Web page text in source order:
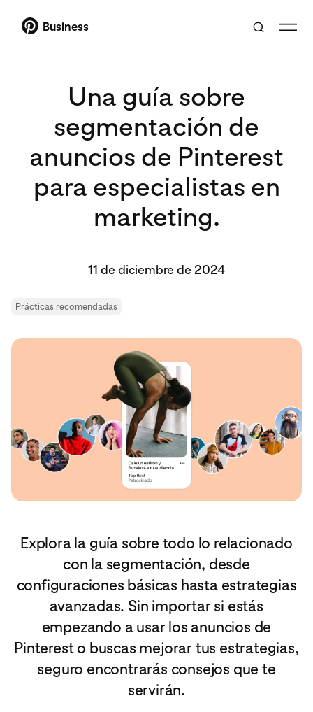
Business
Una guía sobre
segmentación de
anuncios de Pinterest
para especialistas en
marketing.
11 de diciembre de 2024
Prácticas recomendadas
Explora la guía sobre todo lo relacionado
con la segmentación, desde
configuraciones básicas hasta estrategias
avanzadas. Sin importar si estás
empezando a usar los anuncios de
Pinterest o buscas mejorar tus estrategias,
seguro encontrarás consejos que te
servirán.